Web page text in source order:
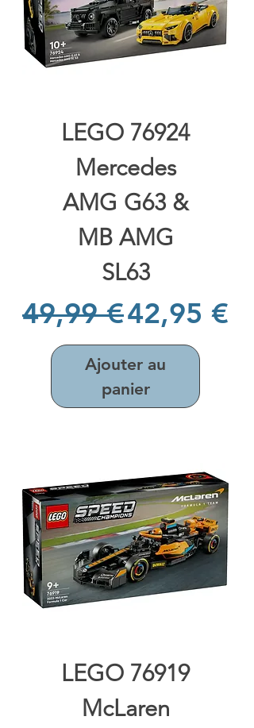
LEGO 76924
Mercedes
AMG G63 &
MB AMG
SL63
Prix original
49,99 €Prix
42,95 €
Ajouter au
panier
LEGO 76919
McLaren